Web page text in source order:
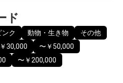
ド
ンク 動物・生き物
その他
30,000
〜￥50,000
〜￥200,000